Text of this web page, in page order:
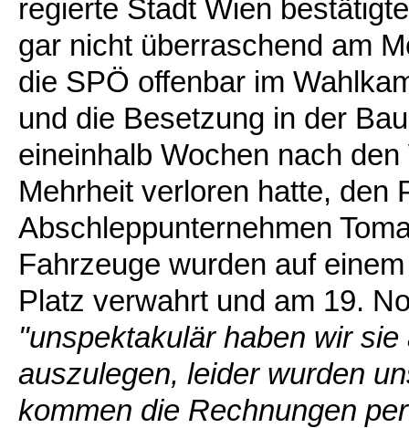
regierte Stadt Wien
gar nicht überraschend am
die SPÖ offenbar im
und die Besetzung in der
eineinhalb Wochen nach
Mehrheit verloren hatte, den
Abschleppunternehmen
Fahrzeuge wurden auf
Platz verwahrt und am 19.
"unspektakulär haben wir
auszulegen, leider wurden
kommen die Rechnungen